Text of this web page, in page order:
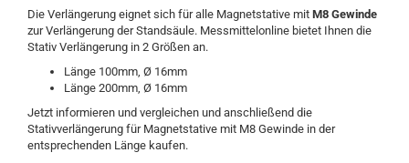
Die Verlängerung eignet sich für alle Magnetstative mit M8 Gewinde
zur Verlängerung der Standsäule. Messmittelonline bietet Ihnen die
Stativ Verlängerung in 2 Größen an.
Länge 100mm, Ø 16mm
Länge 200mm, Ø 16mm
Jetzt informieren und vergleichen und anschließend die
Stativverlängerung für Magnetstative mit M8 Gewinde in der
entsprechenden Länge kaufen.